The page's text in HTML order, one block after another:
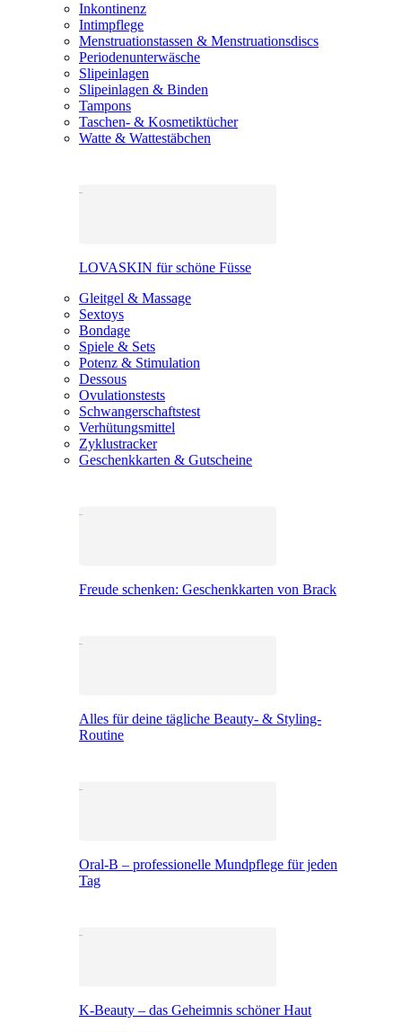
Inkontinenz
Intimpflege
Menstruationstassen & Menstruationsdiscs
Periodenunterwäsche
Slipeinlagen
Slipeinlagen & Binden
Tampons
Taschen- & Kosmetiktücher
Watte & Wattestäbchen
LOVASKIN für schöne Füsse
Gleitgel & Massage
Sextoys
Bondage
Spiele & Sets
Potenz & Stimulation
Dessous
Ovulationstests
Schwangerschaftstest
Verhütungsmittel
Zyklustracker
Geschenkkarten & Gutscheine
Freude schenken: Geschenkkarten von Brack
Alles für deine tägliche Beauty- & Styling-
Routine
Oral-B – professionelle Mundpflege für jeden
Tag
K-Beauty – das Geheimnis schöner Haut